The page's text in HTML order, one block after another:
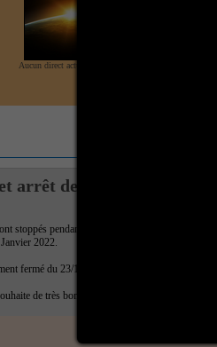
Aucun direct actuellement
arrêt des directs pour la
stoppés pendant la période des fêtes de fin
2022.
fermé du 23/12/2021 au 07/01/2022 inclus.
de très bonnes fêtes de fin d'année. Prenez